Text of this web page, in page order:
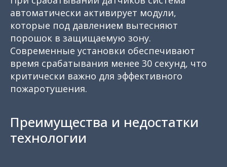
автоматически активирует модули,
которые под давлением вытесняют
порошок в защищаемую зону.
Современные установки обеспечивают
время срабатывания менее 30 секунд, что
критически важно для эффективного
пожаротушения.
Преимущества и недостатки
технологии